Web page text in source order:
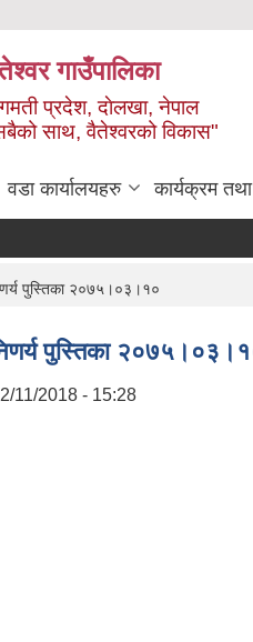
गाउँपालिका
प्रदेश, दाेलखा, नेपाल
साथ, वैतेश्वरको विकास"
वडा कार्यालयहरु कार्यक्रम
पुस्तिका २०७५।०३।१०
पुस्तिका
11/2018 - 15:28